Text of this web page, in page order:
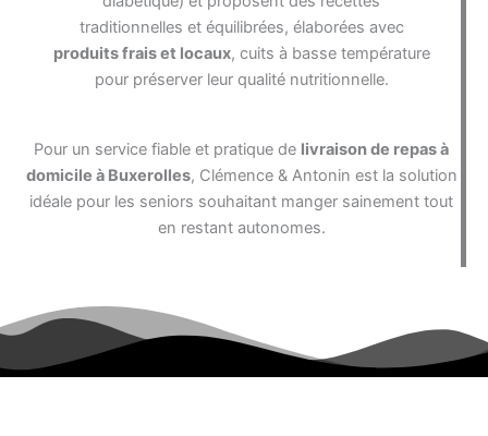
traditionnelles et équilibrées, élaborées avec
produits frais et locaux, cuits à basse température
pour préserver leur qualité nutritionnelle.
Pour un service fiable et pratique de livraison de repas à
domicile à Buxerolles, Clémence & Antonin est la solution
idéale pour les seniors souhaitant manger sainement tout
en restant autonomes.